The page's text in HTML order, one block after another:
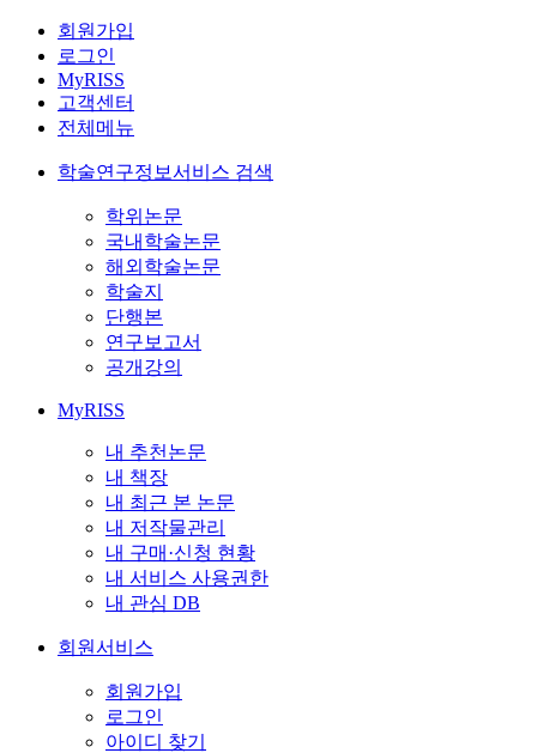
회원가입
로그인
MyRISS
고객센터
전체메뉴
학술연구정보서비스 검색
학위논문
국내학술논문
해외학술논문
학술지
단행본
연구보고서
공개강의
MyRISS
내 추천논문
내 책장
내 최근 본 논문
내 저작물관리
내 구매·신청 현황
내 서비스 사용권한
내 관심 DB
회원서비스
회원가입
로그인
아이디 찾기